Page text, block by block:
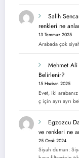
Salih
renkleri ne
13 Temmuz 2025
Arabada çok
Mehmet Ali
Belirlenir?
15 Haziran 2025
Evet, iki
ç için ayrı ayrı
Egzozcu
ve renkleri ne
25 Ocak 2024
Siyah duman: